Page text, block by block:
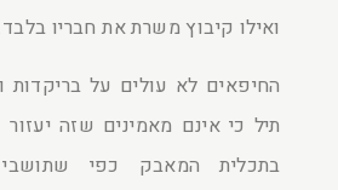
ואילו קיבוץ משרת את חבריו
החיפאים לא עולים על בריקדות
תיל כי אינם מאמינים שזה יעזור
בתכלית המאבק כפי